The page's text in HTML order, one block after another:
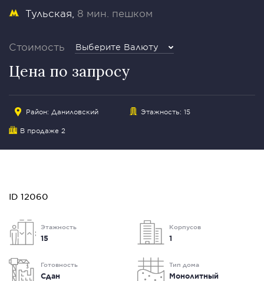
Тульская 8 мин. пешком
Стоимость Выберите Валюту
Цена по запросу
Район: Даниловский Этажность: 15
В продаже 2
ID 12060
Этажность
15
Корпусов
1
Готовность
Сдан
Тип дома
Монолитный